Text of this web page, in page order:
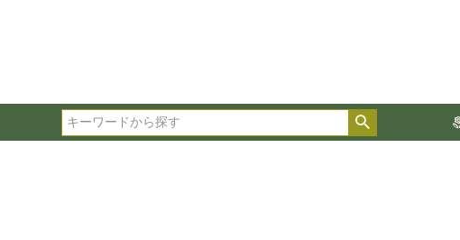
検索
選択した項目全てに該当する品種のみ検索結果に表示されます。
タイプ、カラー、ブランドなどは1つずつ選択してください。